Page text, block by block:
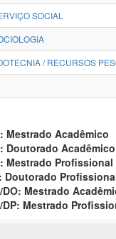
SOCIAL
/ RECURSOS
Mestrado Acadêmico
DO: Doutorado Acadêmico
Mestrado Profissional
Doutorado
DO: Mestrado
DP: Mestrado